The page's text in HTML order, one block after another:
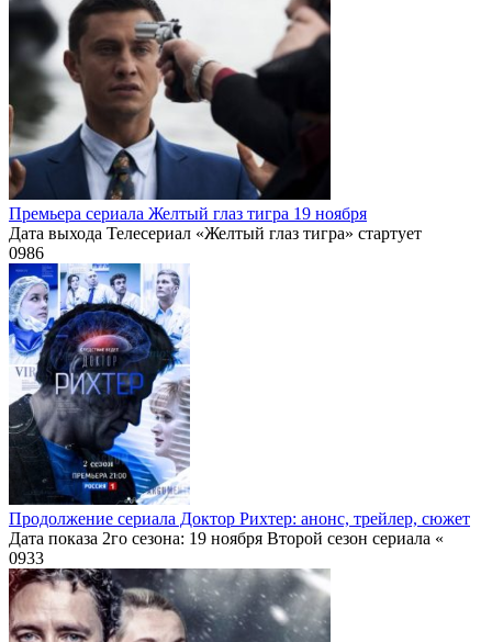
Премьера сериала Желтый глаз тигра 19 ноября
Дата выхода Телесериал «Желтый глаз тигра» стартует
0986
Продолжение сериала Доктор Рихтер: анонс, трейлер, сюжет
Дата показа 2го сезона: 19 ноября Второй сезон сериала «
0933